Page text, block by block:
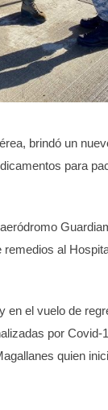
brindó un
para
remedios al
en el vuelo de
por Covid-
quien